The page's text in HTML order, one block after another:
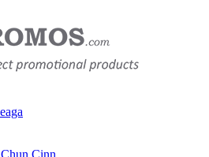
Cinn